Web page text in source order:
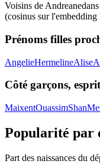
Voisins de Andreane
(cosinus sur
Prénoms filles
AngelieHermelineAlise
Côté garçons,
MaixentOuassimShan
Popularité par
Part des naissances du